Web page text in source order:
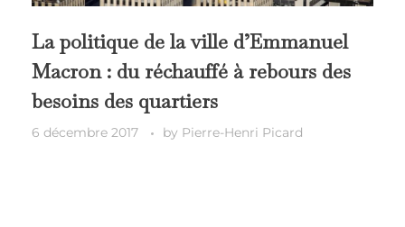
La politique de la ville d’Emmanuel
Macron : du réchauffé à rebours des
besoins des quartiers
6 décembre 2017 by Pierre-Henri Picard